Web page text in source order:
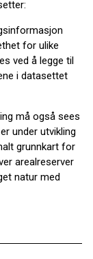
for ulike
ved å legge til
i datasettet
må også sees
under utvikling
grunnkart for
arealreserver
natur med